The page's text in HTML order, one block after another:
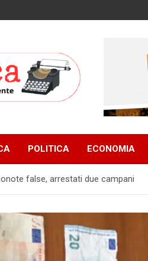
POLITICA ECONOMIA
false, arrestati due campani